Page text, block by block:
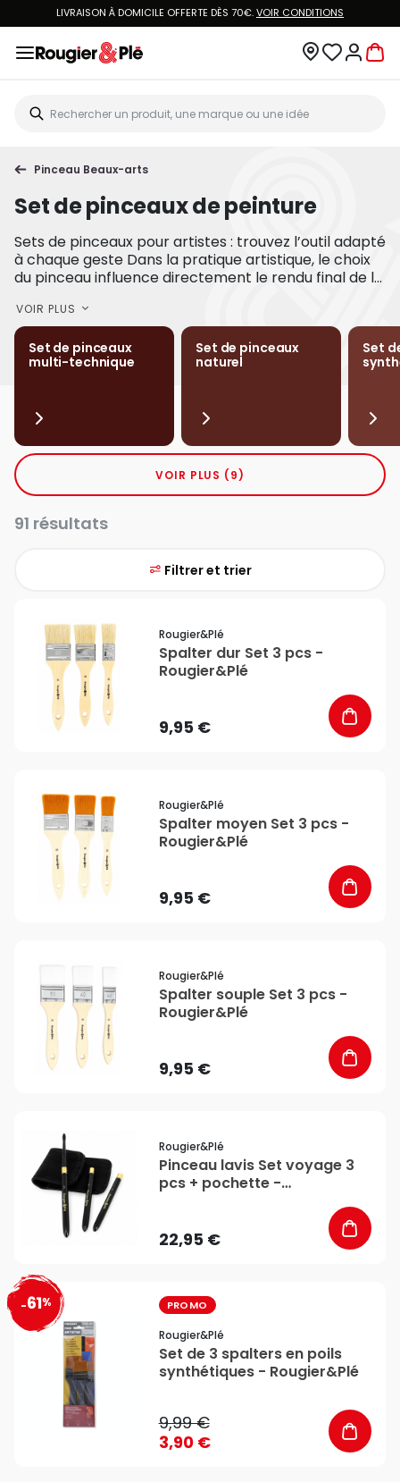
LIVRAISON À DOMICILE OFFERTE DÈS 70€.VOIR CONDITIONS
Pinceau Beaux-arts
Set de pinceaux de peinture
Sets de pinceaux pour artistes : trouvez l’outil adapté
à chaque geste Dans la pratique artistique, le choix
du pinceau influence directement le rendu final de l...
VOIR PLUS
Set de pinceaux
multi-technique
Set de pinceaux
naturel
Set
VOIR PLUS (9)
91 résultats
Filtrer et trier
Rougier&plé
Spalter dur Set 3 pcs -
Rougier&Plé
9,95 €
Rougier&plé
Spalter moyen Set 3 pcs -
Rougier&Plé
9,95 €
Rougier&plé
Spalter souple Set 3 pcs -
Rougier&Plé
9,95 €
Rougier&plé
Pinceau lavis Set voyage 3
pcs + pochette -
22,95 €
-61% PROMO
Rougier&plé
Set de 3 spalters en poils
synthétiques - Rougier&Plé
9,99 €
3,90 €